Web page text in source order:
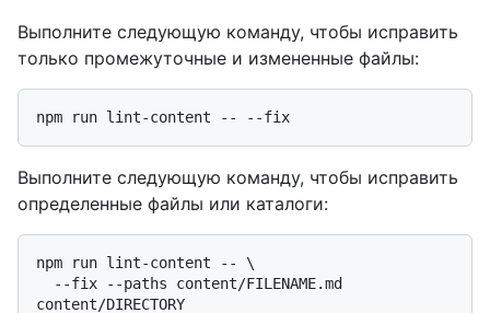
Выполните следующую команду, чтобы исправить
только промежуточные и измененные файлы:
Выполните следующую команду, чтобы исправить
определенные файлы или каталоги:
npm run lint-content -- \